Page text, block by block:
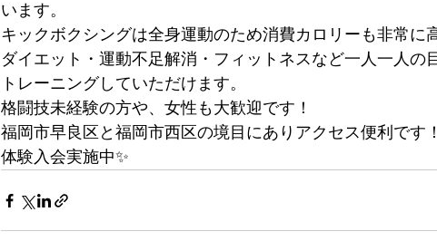
います。
キックボクシングは全身運動のため消費カロリーも非常に
ダイエット・運動不足解消・フィットネスなど一人一人の
トレーニングしていただけます。
格闘技未経験の方や、女性も大歓迎です！
福岡市早良区と福岡市西区の境目にありアクセス便利です！
体験入会実施中✨